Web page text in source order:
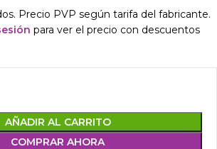
Precio PVP según tarifa del fabricante.
para ver el precio con descuentos
AÑADIR AL CARRITO
COMPRAR AHORA